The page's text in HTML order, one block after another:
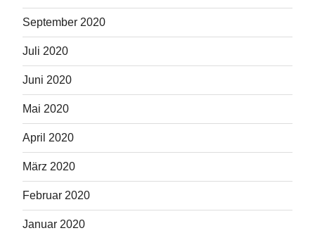
September 2020
Juli 2020
Juni 2020
Mai 2020
April 2020
März 2020
Februar 2020
Januar 2020